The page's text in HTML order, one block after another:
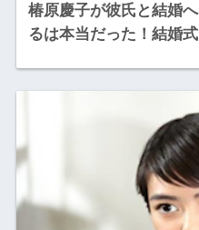
椿原慶子が彼氏と結婚
るは本当だった！結婚